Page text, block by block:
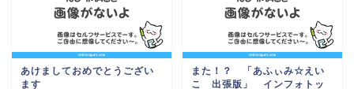
あけましておめでとうござい
ます
また！？ 「あふぃみ☆えい
こ 出張版」 インフォトッ